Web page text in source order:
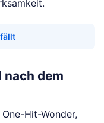
nach dem
Hit-Wonder,